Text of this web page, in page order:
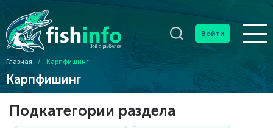
Войти
Главная / Карпфишинг
Карпфишинг
Подкатегории раздела